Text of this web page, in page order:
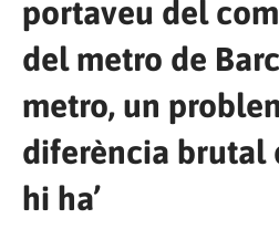
portaveu del
del metro de
metro, un
diferència brutal
hi ha’